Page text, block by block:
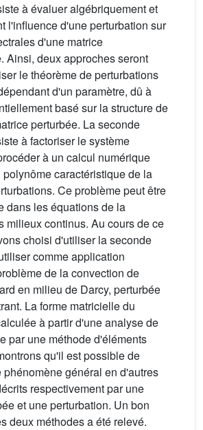
à évaluer algébriquement et
l'influence d'une perturbation sur
d'une matrice
Ainsi, deux approches seront
le théorème de perturbations
d'un paramètre, dû à
basé sur la structure de
perturbée. La seconde
à factoriser le système
à un calcul numérique
caractéristique de la
Ce problème peut être
dans les équations de la
milieux continus. Au cours de ce
choisi d'utiliser la seconde
comme application
de la convection de
en milieu de Darcy, perturbée
La forme matricielle du
à partir d'une analyse de
par une méthode d'éléments
qu'il est possible de
général en d'autres
respectivement par une
et une perturbation. Un bon
deux méthodes a été relevé.